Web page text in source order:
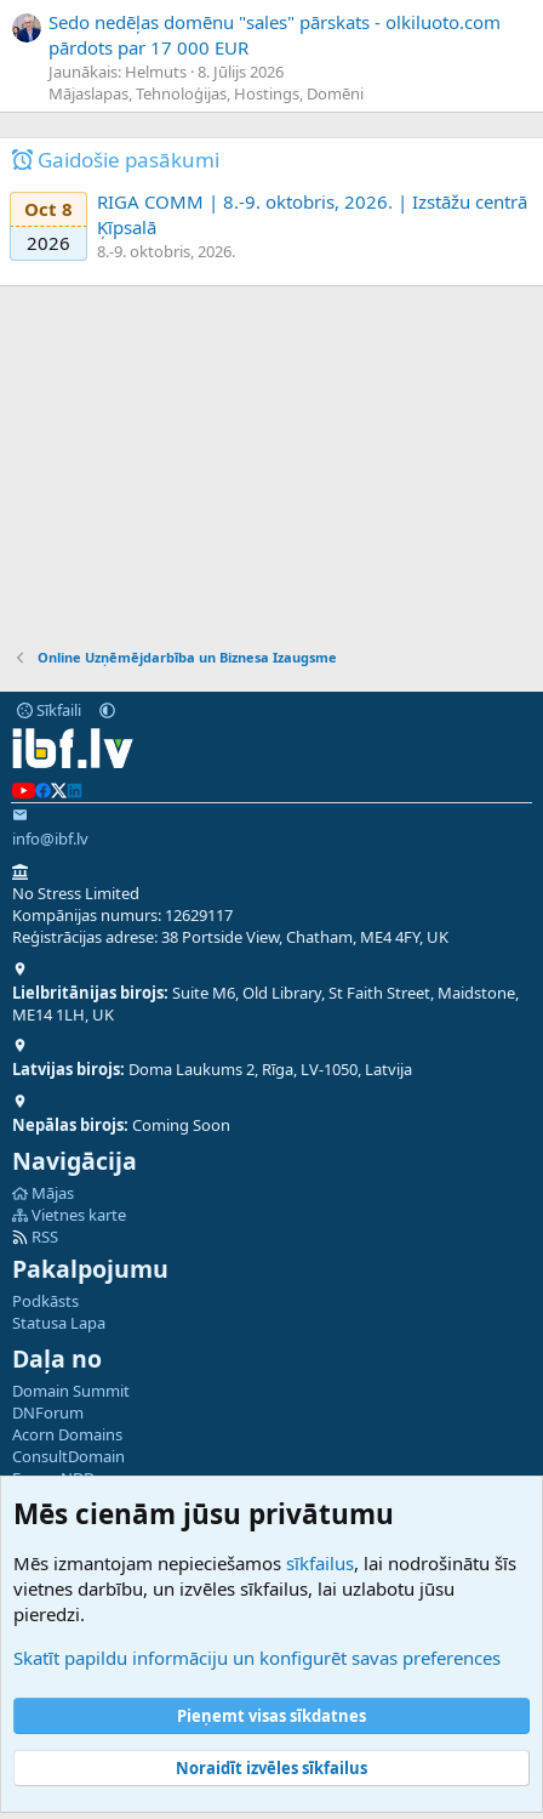
Sedo nedēļas domēnu "sales" pārskats - olkiluoto.com
pārdots par 17 000 EUR
Jaunākais: Helmuts 8. Jūlijs 2026
Mājaslapas, Tehnoloģijas, Hostings, Domēni
Gaidošie pasākumi
Oct 8
2026
RIGA COMM | 8.-9. oktobris, 2026. | Izstāžu centrā
Ķīpsalā
8.-9. oktobris, 2026.
Online Uzņēmējdarbība un Biznesa Izaugsme
Sīkfaili
info@ibf.lv
No Stress Limited
Kompānijas numurs: 12629117
Reģistrācijas adrese: 38 Portside View, Chatham, ME4 4FY, UK
Lielbritānijas birojs: Suite M6, Old Library, St Faith Street, Maidstone,
ME14 1LH, UK
Latvijas birojs: Doma Laukums 2, Rīga, LV-1050, Latvija
Nepālas birojs: Coming Soon
Navigācija
Mājas
Vietnes karte
RSS
Pakalpojumu
Podkāsts
Statusa Lapa
Daļa no
Domain Summit
DNForum
Acorn Domains
ConsultDomain
ForumNDD
Domainforum.ro
27.be
Hostmaria
Atbalsts
Palīdzība
Noteikumi un nosacījumi
Privātuma politika
Community platform by XenForo® © 2010-2025 XenForo Ltd.
Mēs cienām jūsu privātumu
Mēs izmantojam nepieciešamos sīkfailus, lai nodrošinātu šīs
vietnes darbību, un izvēles sīkfailus, lai uzlabotu jūsu
pieredzi.
Skatīt papildu informāciju un konfigurēt savas preferences
Pieņemt visas sīkdatnes
Noraidīt izvēles sīkfailus